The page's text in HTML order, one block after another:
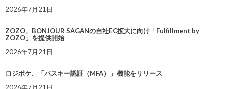
2026年7月21日
ZOZO、BONJOUR SAGANの自社EC拡大に向け「Fulfillment by
ZOZO」を提供開始
2026年7月21日
ロジポケ、「パスキー認証（MFA）」機能をリリース
2026年7月21日